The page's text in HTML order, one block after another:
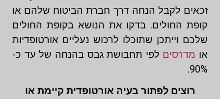
זכאים לקבל הנחה דרך חברת הביטוח שלהם או
קופת החולים. בדקו את הנושא בקופת החולים
שלכם וייתכן שתוכלו לרכוש נעליים אורטופדיות
או מדרסים לפי תחבושת גבס בהנחה של עד כ-
90%.
רוצים לפתור בעיה אורטופדית קיימת או